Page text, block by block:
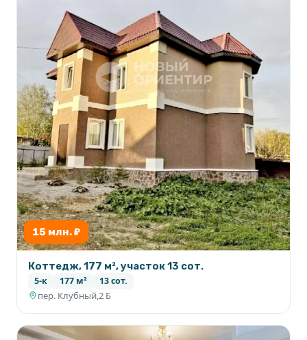
15 млн. ₽
Коттедж, 177 м², участок 13 сот.
5-к 177 м² 13 сот.
пер. Клубный,2 Б